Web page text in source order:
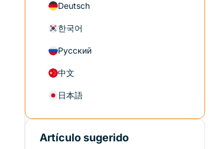
Deutsch
한국어
Русский
中文
日本語
Artículo sugerido